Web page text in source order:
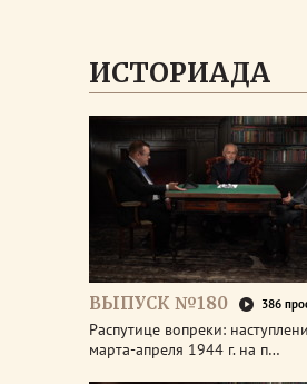
ИСТОРИАДА
ВЫПУСК №180 386
Распутице вопреки:
марта-апреля 1944 г. на п…